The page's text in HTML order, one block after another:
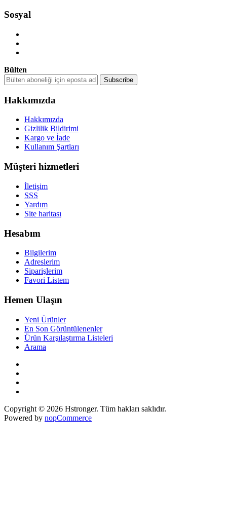
Sosyal
Bülten
Hakkımızda
Hakkımızda
Gizlilik Bildirimi
Kargo ve İade
Kullanım Şartları
Müşteri hizmetleri
İletişim
SSS
Yardım
Site haritası
Hesabım
Bilgilerim
Adreslerim
Siparişlerim
Favori Listem
Hemen Ulaşın
Yeni Ürünler
En Son Görüntülenenler
Ürün Karşılaştırma Listeleri
Arama
Copyright © 2026 Hstronger. Tüm hakları saklıdır.
Powered by nopCommerce